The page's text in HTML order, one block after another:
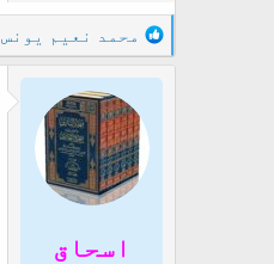
ا
ل
ا
R
e
a
c
t
i
o
محمد نعیم یونس
اسحاق